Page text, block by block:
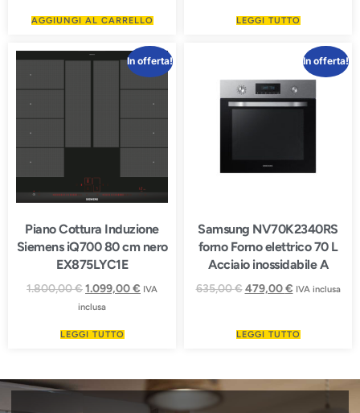
AGGIUNGI AL CARRELLO LEGGI TUTTO
In offerta!
Piano Cottura Induzione
Siemens iQ700 80 cm nero
EX875LYC1E
1.800,00€1.099,00€ IVA
inclusa
LEGGI TUTTO
In offerta!
Samsung NV70K2340RS
forno Forno elettrico 70 L
Acciaio inossidabile A
635,00€ 479,00€ IVA inclusa
LEGGI TUTTO